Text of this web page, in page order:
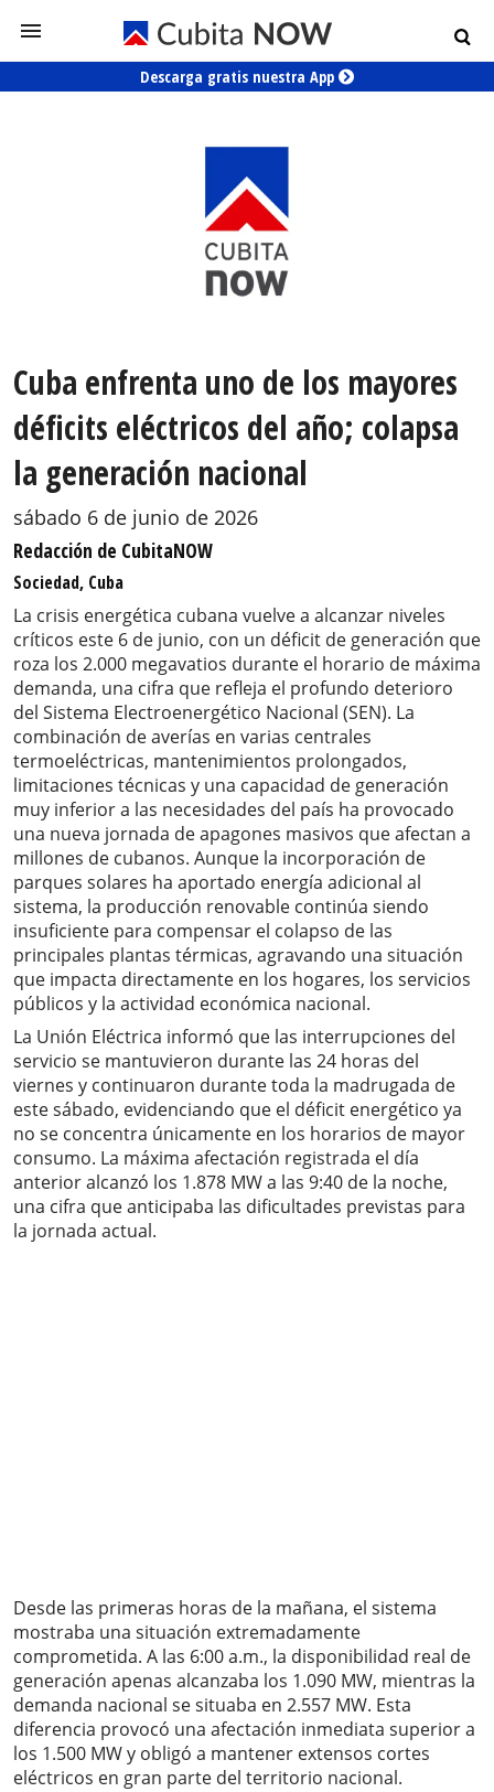
Descarga gratis nuestra App
Cuba enfrenta uno de los mayores
déficits eléctricos del año; colapsa
la generación nacional
sábado 6 de junio de 2026
Redacción de CubitaNOW
Sociedad, Cuba
La crisis energética cubana vuelve a alcanzar niveles
críticos este 6 de junio, con un déficit de generación que
roza los 2.000 megavatios durante el horario de máxima
demanda, una cifra que refleja el profundo deterioro
del Sistema Electroenergético Nacional (SEN). La
combinación de averías en varias centrales
termoeléctricas, mantenimientos prolongados,
limitaciones técnicas y una capacidad de generación
muy inferior a las necesidades del país ha provocado
una nueva jornada de apagones masivos que afectan a
millones de cubanos. Aunque la incorporación de
parques solares ha aportado energía adicional al
sistema, la producción renovable continúa siendo
insuficiente para compensar el colapso de las
principales plantas térmicas, agravando una situación
que impacta directamente en los hogares, los servicios
públicos y la actividad económica nacional.
La Unión Eléctrica informó que las interrupciones del
servicio se mantuvieron durante las 24 horas del
viernes y continuaron durante toda la madrugada de
este sábado, evidenciando que el déficit energético ya
no se concentra únicamente en los horarios de mayor
consumo. La máxima afectación registrada el día
anterior alcanzó los 1.878 MW a las 9:40 de la noche,
una cifra que anticipaba las dificultades previstas para
la jornada actual.
Desde las primeras horas de la mañana, el sistema
mostraba una situación extremadamente
comprometida. A las 6:00 a.m., la disponibilidad real de
generación apenas alcanzaba los 1.090 MW, mientras la
demanda nacional se situaba en 2.557 MW. Esta
diferencia provocó una afectación inmediata superior a
los 1.500 MW y obligó a mantener extensos cortes
eléctricos en gran parte del territorio nacional.